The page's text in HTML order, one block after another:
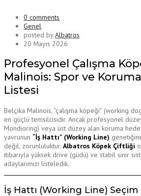
0 comments
Genel
posted byAlbatros
20 Mayıs 2026
Profesyonel Çalışma
Malinois: Spor ve
Listesi
Belçika Malinois, “çalışma köpeği” (working
en güçlü temsilcisidir. Ancak profesyonel
Mondioring) veya üst düzey alan koruma
yavrunun “İş Hattı” (Working Line)
değil, zorunluluktur. Albatros Köpek Çiftliği
itibarıyla yüksek drive (güdü) ve stabil sinir
adaylarımızı listeledik.
İş Hattı (Working Line)